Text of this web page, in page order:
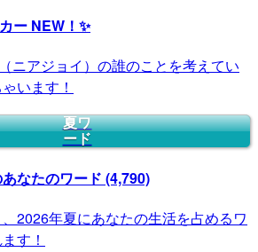
ー NEW！✨
ニアジョイ）の誰のことを考えてい
います！
夏ワ
ード
なたのワード (4,790)
2026年夏にあなたの生活を占めるワ
す！